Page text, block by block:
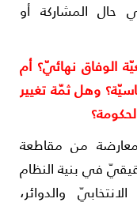
المشاركة أو
نهائيّ؟ أم
وهل ثمّة تغيير
من مقاطعة
في بنية النظام
والدوائر،